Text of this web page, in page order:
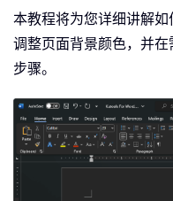
本教程将为您详细讲解如
调整页面背景颜色，并
步骤。